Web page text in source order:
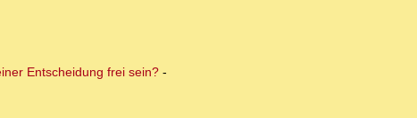
Entscheidung frei sein?-